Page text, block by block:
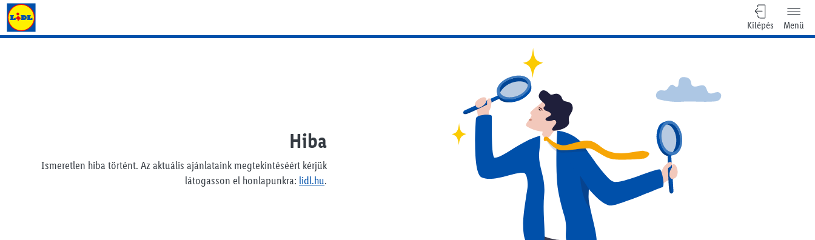
Lidl Magyarország
Kilépés Menü
Hiba
Ismeretlen hiba történt. Az aktuális ajánlataink megtekintéséért kérjük
látogasson el honlapunkra: lidl.hu.